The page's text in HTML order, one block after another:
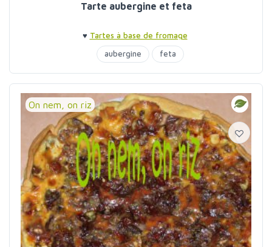
Tarte aubergine et feta
♥ Tartes à base de fromage
aubergine
feta
On nem, on riz